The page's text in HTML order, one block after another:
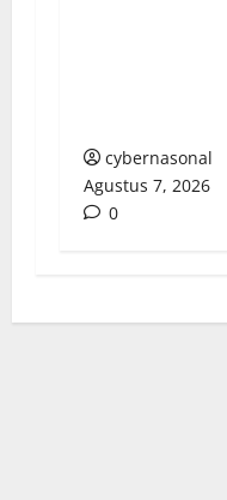
cybernasonal
Agustus 7, 2026
0